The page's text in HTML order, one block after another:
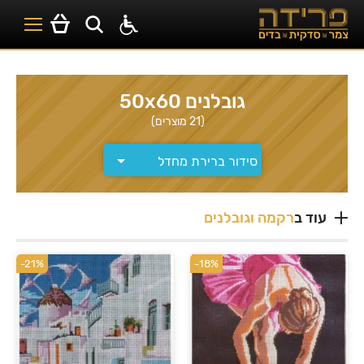
גובלנים 50x60
(21 מוצרים)
עוד ברקמה וגובלנים
-18%
-21%